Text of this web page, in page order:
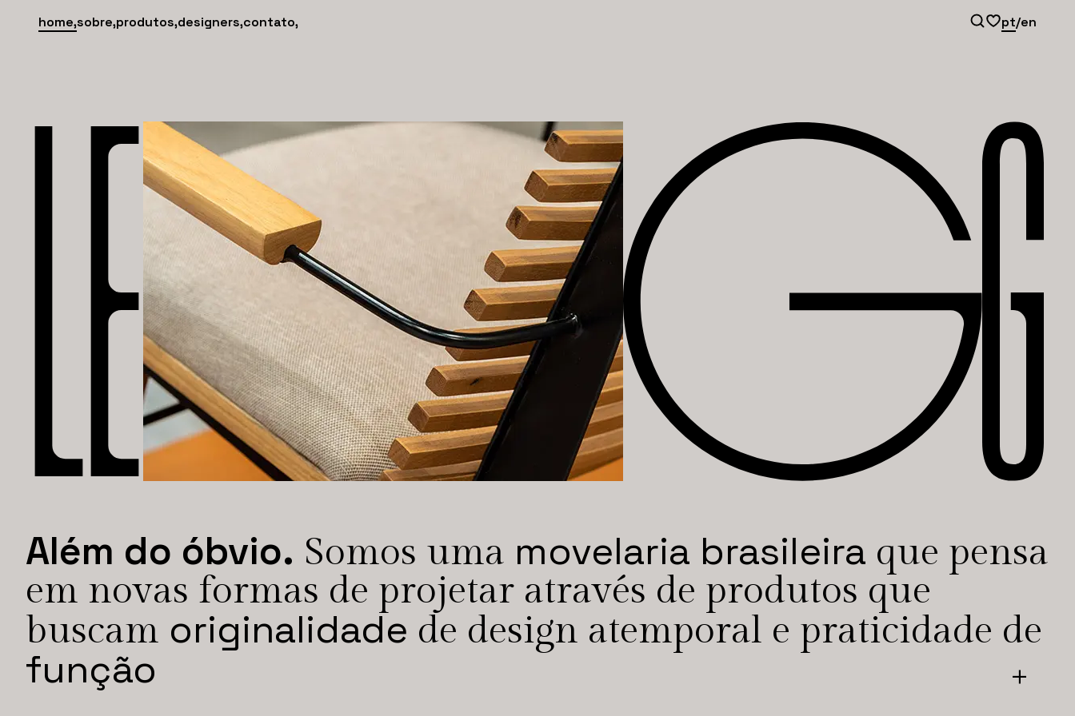
home,sobre,produtos,designers,contato, pt/en
Além do óbvio. Somos uma movelaria brasileira que pensa
em novas formas de projetar através de produtos que
buscam originalidade de design atemporal e praticidade de
função +